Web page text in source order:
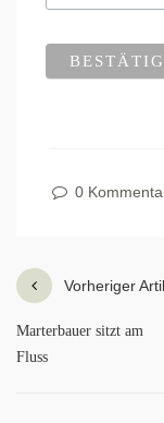
0
Vorheriger
Marterbauer sitzt am
Fluss